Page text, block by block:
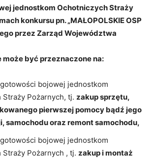
jednostkom Ochotniczych Straży
konkursu pn. „MAŁOPOLSKIE OSP
przez Zarząd Województwa
może być przeznaczone na:
bojowej jednostkom
Straży Pożarnych, tj. zakup sprzętu,
pierwszej pomocy bądź jego
samochodu oraz remont samochodu,
bojowej jednostkom
Straży Pożarnych , tj. zakup i montaż